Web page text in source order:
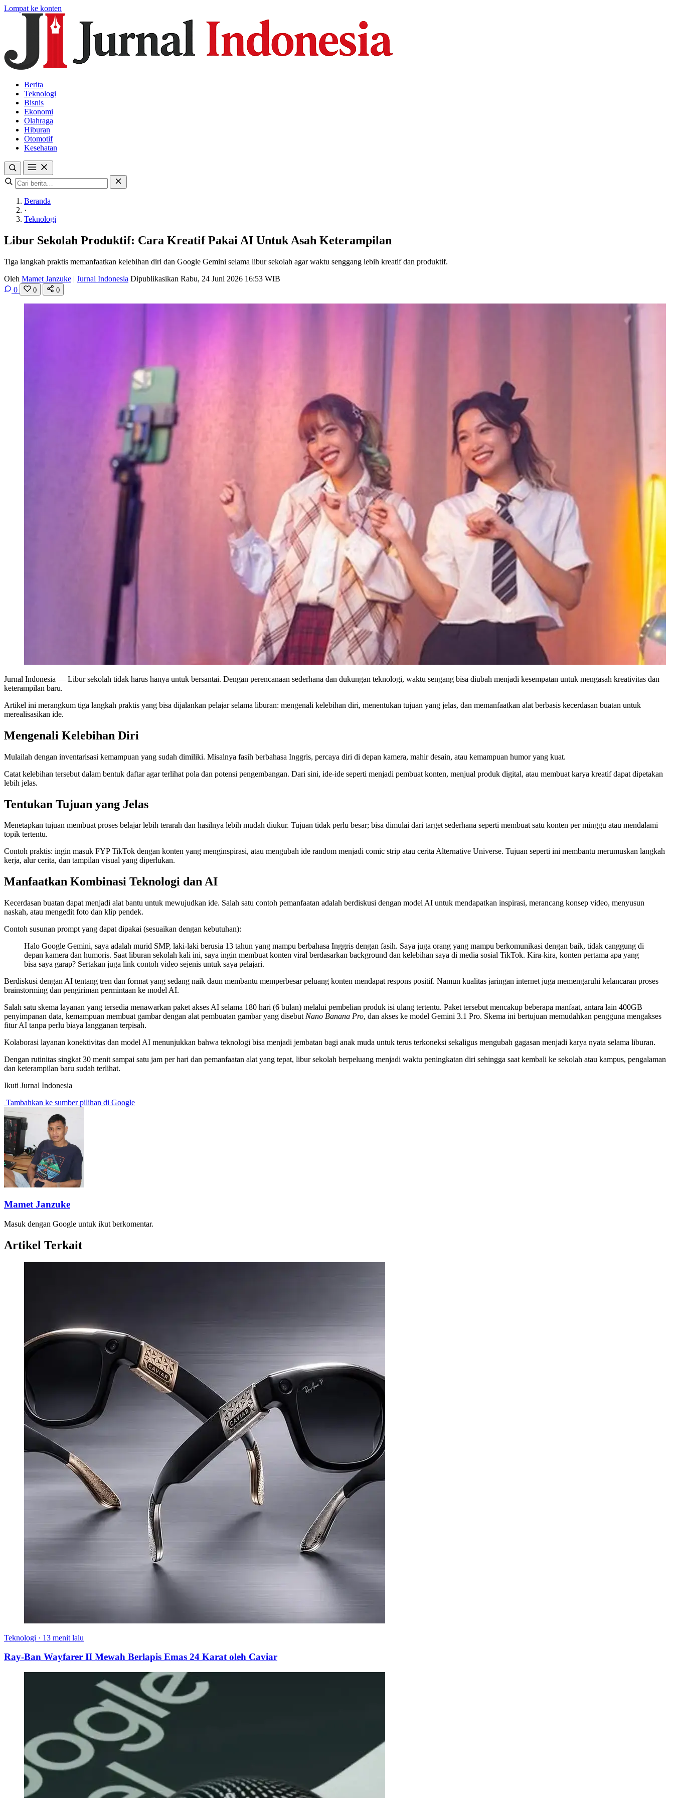
Lompat ke konten
Berita
Teknologi
Bisnis
Ekonomi
Olahraga
Hiburan
Otomotif
Kesehatan
Beranda
·
Teknologi
Libur Sekolah Produktif: Cara Kreatif Pakai AI Untuk Asah Keterampilan
Tiga langkah praktis memanfaatkan kelebihan diri dan Google Gemini selama libur sekolah agar waktu senggang lebih kreatif dan produktif.
Oleh Mamet Janzuke | Jurnal Indonesia Dipublikasikan Rabu, 24 Juni 2026 16:53 WIB
0
0 0
Jurnal Indonesia — Libur sekolah tidak harus hanya untuk bersantai. Dengan perencanaan sederhana dan dukungan teknologi, waktu sengang bisa diubah menjadi kesempatan untuk mengasah kreativitas dan
keterampilan baru.
Artikel ini merangkum tiga langkah praktis yang bisa dijalankan pelajar selama liburan: mengenali kelebihan diri, menentukan tujuan yang jelas, dan memanfaatkan alat berbasis kecerdasan buatan untuk
merealisasikan ide.
Mengenali Kelebihan Diri
Mulailah dengan inventarisasi kemampuan yang sudah dimiliki. Misalnya fasih berbahasa Inggris, percaya diri di depan kamera, mahir desain, atau kemampuan humor yang kuat.
Catat kelebihan tersebut dalam bentuk daftar agar terlihat pola dan potensi pengembangan. Dari sini, ide-ide seperti menjadi pembuat konten, menjual produk digital, atau membuat karya kreatif dapat dipetakan
lebih jelas.
Tentukan Tujuan yang Jelas
Menetapkan tujuan membuat proses belajar lebih terarah dan hasilnya lebih mudah diukur. Tujuan tidak perlu besar; bisa dimulai dari target sederhana seperti membuat satu konten per minggu atau mendalami
topik tertentu.
Contoh praktis: ingin masuk FYP TikTok dengan konten yang menginspirasi, atau mengubah ide random menjadi comic strip atau cerita Alternative Universe. Tujuan seperti ini membantu merumuskan langkah
kerja, alur cerita, dan tampilan visual yang diperlukan.
Manfaatkan Kombinasi Teknologi dan AI
Kecerdasan buatan dapat menjadi alat bantu untuk mewujudkan ide. Salah satu contoh pemanfaatan adalah berdiskusi dengan model AI untuk mendapatkan inspirasi, merancang konsep video, menyusun
naskah, atau mengedit foto dan klip pendek.
Contoh susunan prompt yang dapat dipakai (sesuaikan dengan kebutuhan):
Halo Google Gemini, saya adalah murid SMP, laki-laki berusia 13 tahun yang mampu berbahasa Inggris dengan fasih. Saya juga orang yang mampu berkomunikasi dengan baik, tidak canggung di
depan kamera dan humoris. Saat liburan sekolah kali ini, saya ingin membuat konten viral berdasarkan background dan kelebihan saya di media sosial TikTok. Kira-kira, konten pertama apa yang
bisa saya garap? Sertakan juga link contoh video sejenis untuk saya pelajari.
Berdiskusi dengan AI tentang tren dan format yang sedang naik daun membantu memperbesar peluang konten mendapat respons positif. Namun kualitas jaringan internet juga memengaruhi kelancaran proses
brainstorming dan pengiriman permintaan ke model AI.
Salah satu skema layanan yang tersedia menawarkan paket akses AI selama 180 hari (6 bulan) melalui pembelian produk isi ulang tertentu. Paket tersebut mencakup beberapa manfaat, antara lain 400GB
penyimpanan data, kemampuan membuat gambar dengan alat pembuatan gambar yang disebut Nano Banana Pro, dan akses ke model Gemini 3.1 Pro. Skema ini bertujuan memudahkan pengguna mengakses
fitur AI tanpa perlu biaya langganan terpisah.
Kolaborasi layanan konektivitas dan model AI menunjukkan bahwa teknologi bisa menjadi jembatan bagi anak muda untuk terus terkoneksi sekaligus mengubah gagasan menjadi karya nyata selama liburan.
Dengan rutinitas singkat 30 menit sampai satu jam per hari dan pemanfaatan alat yang tepat, libur sekolah berpeluang menjadi waktu peningkatan diri sehingga saat kembali ke sekolah atau kampus, pengalaman
dan keterampilan baru sudah terlihat.
Ikuti Jurnal Indonesia
Tambahkan ke sumber pilihan di Google
Mamet Janzuke
Masuk dengan Google untuk ikut berkomentar.
Artikel Terkait
Teknologi · 13 menit lalu
Ray-Ban Wayfarer II Mewah Berlapis Emas 24 Karat oleh Caviar